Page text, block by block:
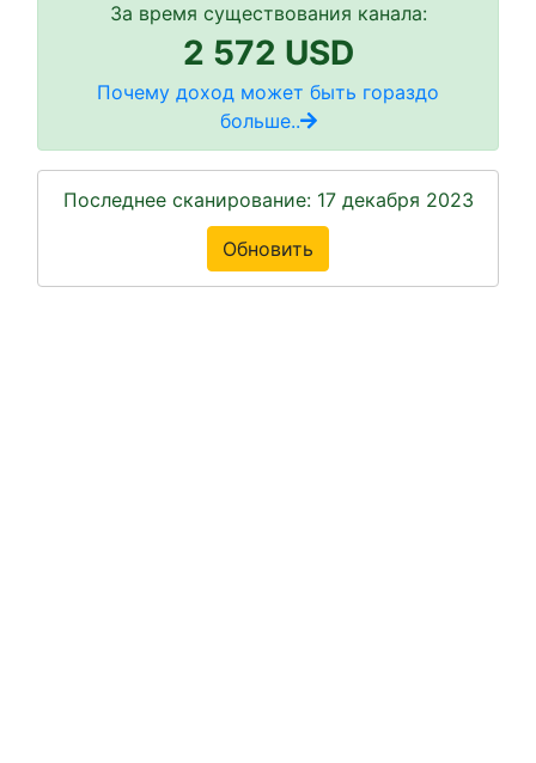
За время существования канала:
2 572 USD
Почему доход может быть гораздо
больше..
Последнее сканирование: 17 декабря 2023
Обновить